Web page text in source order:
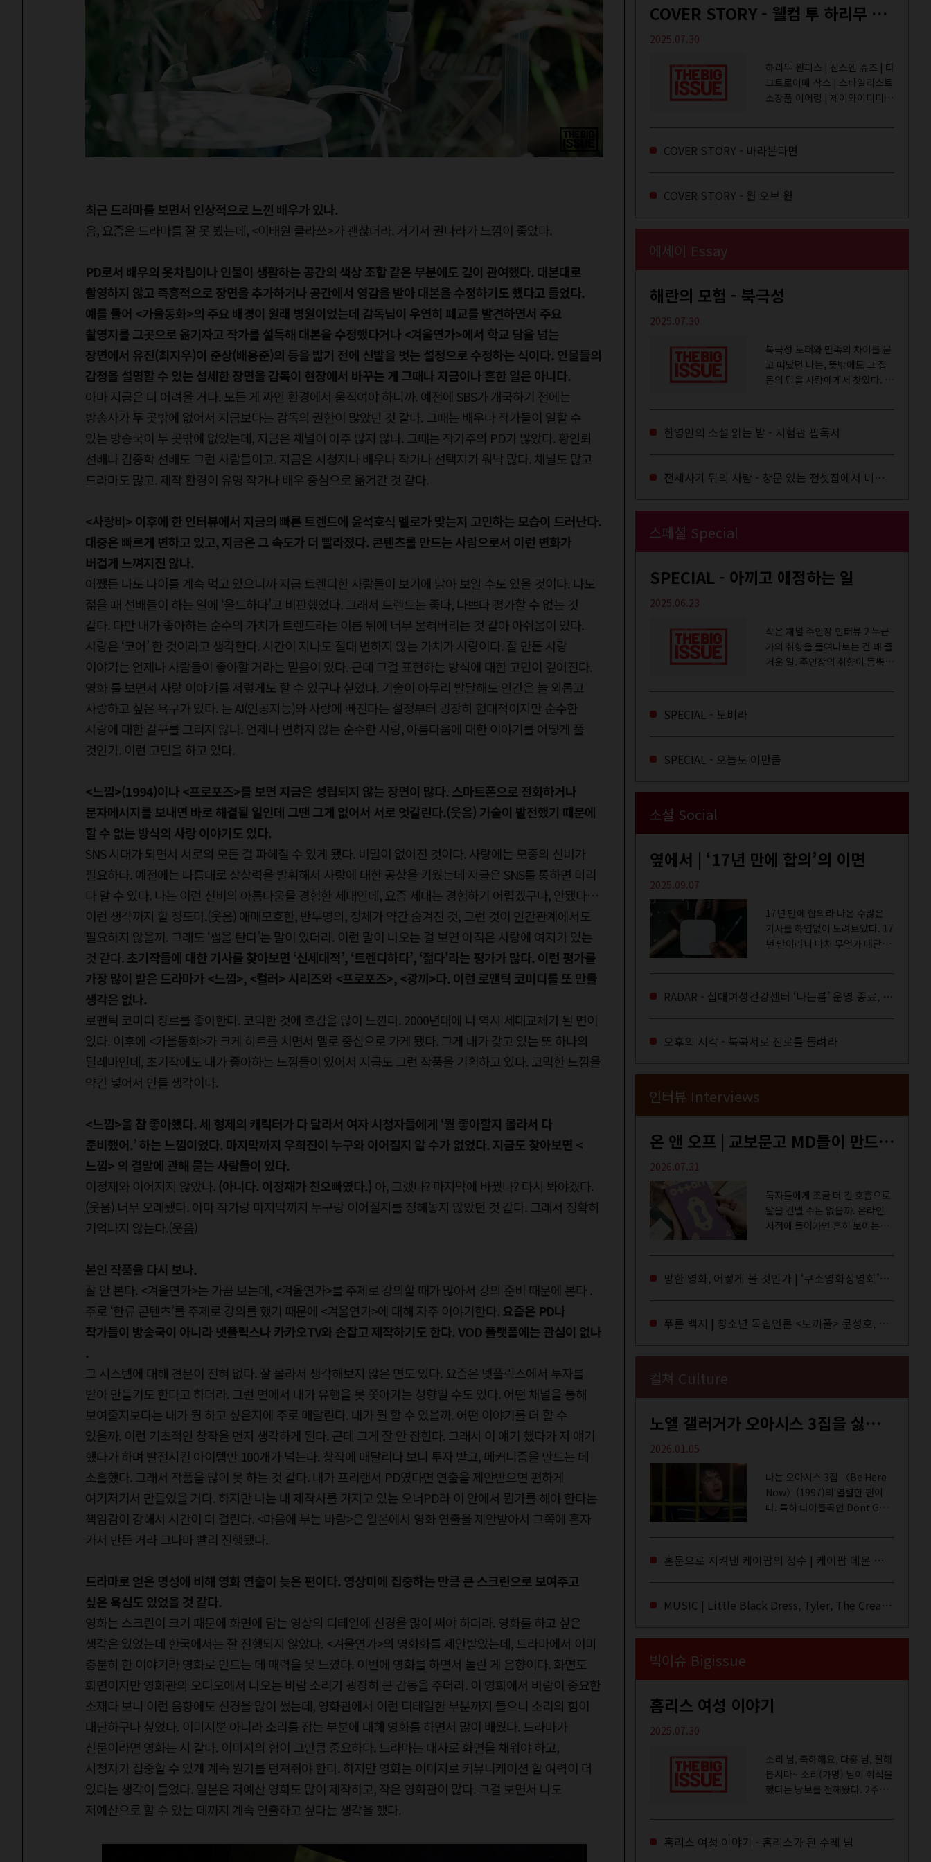
최근 드라마를 보면서 인상적으로 느낀 배우가 있나.
음, 요즘은 드라마를 잘 못 봤는데, <이태원 클라쓰>가 괜찮더라. 거기서 권나라가 느낌이 좋았다.
PD로서 배우의 옷차림이나 인물이 생활하는 공간의 색상 조합 같은 부분에도 깊이 관여했다. 대본대로
촬영하지 않고 즉흥적으로 장면을 추가하거나 공간에서 영감을 받아 대본을 수정하기도 했다고 들었다.
예를 들어 <가을동화>의 주요 배경이 원래 병원이었는데 감독님이 우연히 폐교를 발견하면서 주요
촬영지를 그곳으로 옮기자고 작가를 설득해 대본을 수정했다거나 <겨울연가>에서 학교 담을 넘는
장면에서 유진(최지우)이 준상(배용준)의 등을 밟기 전에 신발을 벗는 설정으로 수정하는 식이다. 인물들의
감정을 설명할 수 있는 섬세한 장면을 감독이 현장에서 바꾸는 게 그때나 지금이나 흔한 일은 아니다.
아마 지금은 더 어려울 거다. 모든 게 짜인 환경에서 움직여야 하니까. 예전에 SBS가 개국하기 전에는
방송사가 두 곳밖에 없어서 지금보다는 감독의 권한이 많았던 것 같다. 그때는 배우나 작가들이 일할 수
있는 방송국이 두 곳밖에 없었는데, 지금은 채널이 아주 많지 않나. 그때는 작가주의 PD가 많았다. 황인뢰
선배나 김종학 선배도 그런 사람들이고. 지금은 시청자나 배우나 작가나 선택지가 워낙 많다. 채널도 많고
드라마도 많고. 제작 환경이 유명 작가나 배우 중심으로 옮겨간 것 같다.
<사랑비> 이후에 한 인터뷰에서 지금의 빠른 트렌드에 윤석호식 멜로가 맞는지 고민하는 모습이 드러난다.
대중은 빠르게 변하고 있고, 지금은 그 속도가 더 빨라졌다. 콘텐츠를 만드는 사람으로서 이런 변화가
버겁게 느껴지진 않나.
어쨌든 나도 나이를 계속 먹고 있으니까 지금 트렌디한 사람들이 보기에 낡아 보일 수도 있을 것이다. 나도
젊을 때 선배들이 하는 일에 ‘올드하다’고 비판했었다. 그래서 트렌드는 좋다, 나쁘다 평가할 수 없는 것
같다. 다만 내가 좋아하는 순수의 가치가 트렌드라는 이름 뒤에 너무 묻혀버리는 것 같아 아쉬움이 있다.
사랑은 ‘코어’ 한 것이라고 생각한다. 시간이 지나도 절대 변하지 않는 가치가 사랑이다. 잘 만든 사랑
이야기는 언제나 사람들이 좋아할 거라는 믿음이 있다. 근데 그걸 표현하는 방식에 대한 고민이 깊어진다.
영화 를 보면서 사랑 이야기를 저렇게도 할 수 있구나 싶었다. 기술이 아무리 발달해도 인간은 늘 외롭고
사랑하고 싶은 욕구가 있다. 는 AI(인공지능)와 사랑에 빠진다는 설정부터 굉장히 현대적이지만 순수한
사랑에 대한 갈구를 그리지 않나. 언제나 변하지 않는 순수한 사랑, 아름다움에 대한 이야기를 어떻게 풀
것인가. 이런 고민을 하고 있다.
<느낌>(1994)이나 <프로포즈>를 보면 지금은 성립되지 않는 장면이 많다. 스마트폰으로 전화하거나
문자메시지를 보내면 바로 해결될 일인데 그땐 그게 없어서 서로 엇갈린다.(웃음) 기술이 발전했기 때문에
할 수 없는 방식의 사랑 이야기도 있다.
SNS 시대가 되면서 서로의 모든 걸 파헤칠 수 있게 됐다. 비밀이 없어진 것이다. 사랑에는 모종의 신비가
필요하다. 예전에는 나름대로 상상력을 발휘해서 사랑에 대한 공상을 키웠는데 지금은 SNS를 통하면 미리
다 알 수 있다. 나는 이런 신비의 아름다움을 경험한 세대인데, 요즘 세대는 경험하기 어렵겠구나, 안됐다…
이런 생각까지 할 정도다.(웃음) 애매모호한, 반투명의, 정체가 약간 숨겨진 것, 그런 것이 인간관계에서도
필요하지 않을까. 그래도 ‘썸을 탄다’는 말이 있더라. 이런 말이 나오는 걸 보면 아직은 사랑에 여지가 있는
것 같다. 초기작들에 대한 기사를 찾아보면 ‘신세대적’, ‘트렌디하다’, ‘젊다'라는 평가가 많다. 이런 평가를
가장 많이 받은 드라마가 <느낌>, <컬러> 시리즈와 <프로포즈>, <광끼>다. 이런 로맨틱 코미디를 또 만들
생각은 없나.
로맨틱 코미디 장르를 좋아한다. 코믹한 것에 호감을 많이 느낀다. 2000년대에 나 역시 세대교체가 된 면이
있다. 이후에 <가을동화>가 크게 히트를 치면서 멜로 중심으로 가게 됐다. 그게 내가 갖고 있는 또 하나의
딜레마인데, 초기작에도 내가 좋아하는 느낌들이 있어서 지금도 그런 작품을 기획하고 있다. 코믹한 느낌을
약간 넣어서 만들 생각이다.
<느낌>을 참 좋아했다. 세 형제의 캐릭터가 다 달라서 여자 시청자들에게 ‘뭘 좋아할지 몰라서 다
준비했어.’ 하는 느낌이었다. 마지막까지 우희진이 누구와 이어질지 알 수가 없었다. 지금도 찾아보면 <
느낌> 의 결말에 관해 묻는 사람들이 있다.
이정재와 이어지지 않았나. (아니다. 이정재가 친오빠였다.) 아, 그랬나? 마지막에 바꿨나? 다시 봐야겠다.
(웃음) 너무 오래됐다. 아마 작가랑 마지막까지 누구랑 이어질지를 정해놓지 않았던 것 같다. 그래서 정확히
기억나지 않는다.(웃음)
본인 작품을 다시 보나.
잘 안 본다. <겨울연가>는 가끔 보는데, <겨울연가>를 주제로 강의할 때가 많아서 강의 준비 때문에 본다 .
주로 ‘한류 콘텐츠’를 주제로 강의를 했기 때문에 <겨울연가>에 대해 자주 이야기한다. 요즘은 PD나
작가들이 방송국이 아니라 넷플릭스나 카카오TV와 손잡고 제작하기도 한다. VOD 플랫폼에는 관심이 없나
.
그 시스템에 대해 견문이 전혀 없다. 잘 몰라서 생각해보지 않은 면도 있다. 요즘은 넷플릭스에서 투자를
받아 만들기도 한다고 하더라. 그런 면에서 내가 유행을 못 쫓아가는 성향일 수도 있다. 어떤 채널을 통해
보여줄지보다는 내가 뭘 하고 싶은지에 주로 매달린다. 내가 뭘 할 수 있을까. 어떤 이야기를 더 할 수
있을까. 이런 기초적인 창작을 먼저 생각하게 된다. 근데 그게 잘 안 잡힌다. 그래서 이 얘기 했다가 저 얘기
했다가 하며 발전시킨 아이템만 100개가 넘는다. 창작에 매달리다 보니 투자 받고, 메커니즘을 만드는 데
소홀했다. 그래서 작품을 많이 못 하는 것 같다. 내가 프리랜서 PD였다면 연출을 제안받으면 편하게
여기저기서 만들었을 거다. 하지만 나는 내 제작사를 가지고 있는 오너PD라 이 안에서 뭔가를 해야 한다는
책임감이 강해서 시간이 더 걸린다. <마음에 부는 바람>은 일본에서 영화 연출을 제안받아서 그쪽에 혼자
가서 만든 거라 그나마 빨리 진행됐다.
드라마로 얻은 명성에 비해 영화 연출이 늦은 편이다. 영상미에 집중하는 만큼 큰 스크린으로 보여주고
싶은 욕심도 있었을 것 같다.
영화는 스크린이 크기 때문에 화면에 담는 영상의 디테일에 신경을 많이 써야 하더라. 영화를 하고 싶은
생각은 있었는데 한국에서는 잘 진행되지 않았다. <겨울연가>의 영화화를 제안받았는데, 드라마에서 이미
충분히 한 이야기라 영화로 만드는 데 매력을 못 느꼈다. 이번에 영화를 하면서 놀란 게 음향이다. 화면도
화면이지만 영화관의 오디오에서 나오는 바람 소리가 굉장히 큰 감동을 주더라. 이 영화에서 바람이 중요한
소재다 보니 이런 음향에도 신경을 많이 썼는데, 영화관에서 이런 디테일한 부분까지 들으니 소리의 힘이
대단하구나 싶었다. 이미지뿐 아니라 소리를 잡는 부분에 대해 영화를 하면서 많이 배웠다. 드라마가
산문이라면 영화는 시 같다. 이미지의 힘이 그만큼 중요하다. 드라마는 대사로 화면을 채워야 하고,
시청자가 집중할 수 있게 계속 뭔가를 던져줘야 한다. 하지만 영화는 이미지로 커뮤니케이션 할 여력이 더
있다는 생각이 들었다. 일본은 저예산 영화도 많이 제작하고, 작은 영화관이 많다. 그걸 보면서 나도
저예산으로 할 수 있는 데까지 계속 연출하고 싶다는 생각을 했다.
COVER STORY - 웰컴 투 하리무 월드
2025.07.30
하리무 원피스 | 신스덴 슈즈 | 타
크트로이메 삭스 | 스타일리스트
소장품 이어링 | 제이와이디디엠
주와...
COVER STORY - 바라본다면
COVER STORY - 원 오브 원
에세이 Essay
해란의 모험 - 북극성
2025.07.30
북극성 도태와 만족의 차이를 묻
고 떠났던 나는, 뜻밖에도 그 질
문의 답을 사람에게서 찾았다. 내
한영인의 소설 읽는 밤 - 시험관 필독서
전세사기 뒤의 사람 - 창문 있는 전셋집에서 비로소 겨울 이불을 샀다
스페셜 Special
SPECIAL - 아끼고 애정하는 일
2025.06.23
작은 채널 주인장 인터뷰 2 누군
가의 취향을 들여다보는 건 꽤 즐
거운 일. 주인장의 취향이 듬뿍
SPECIAL - 도비라
SPECIAL - 오늘도 이만큼
소셜 Social
옆에서 | ‘17년 만에 합의’의 이면
2025.09.07
17년 만에 합의라 나온 수많은
기사를 하염없이 노려보았다. 17
년 만이라니 마치 무언가 대단한
결정하는 심의기구인 최저임금
위원회에 대한 소식을 전하는 기
RADAR - 십대여성건강센터 ‘나는봄’ 운영 종료, 약자로부터 멀어지는 도시
오후의 시각 - 북북서로 진로를 돌려라
인터뷰 Interviews
온 앤 오프 | 교보문고 MD들이 만드는 종이 잡지 <어떤>
2026.07.31
독자들에게 조금 더 긴 호흡으로
말을 건넬 수는 없을까. 온라인
서점에 들어가면 흔히 보이는
고 MD들의 고민 끝에 세상 밖으
로 나온 종이 잡지 어떤(otton).
망한 영화, 어떻게 볼 것인가 | ‘쿠소영화상영회’와 ‘가자미’의 이야기
푸른 백지 | 청소년 독립언론 <토끼풀> 문성호, 서부건
컬쳐 Culture
노엘 갤러거가 오아시스 3집을 싫어하는 이유 | DEFINITELY MAYBE, AGAIN
2026.01.05
나는 오아시스 3집 〈Be Here
Now〉(1997)의 열렬한 팬이
다. 특히 타이틀곡인 Dont Go
라이브·데모·부틀렉을 합쳐 3만
번 이상은 듣지 않았나 싶다. 이
혼문으로 지켜낸 케이팝의 정수 | 케이팝 데몬 헌터스
MUSIC | Little Black Dress, Tyler, The Creator, Essie Jain
빅이슈 Bigissue
홈리스 여성 이야기
2025.07.30
소리 님, 축하해요, 다홍 님, 잘해
봅시다~ 소리(가명) 님이 취직을
했다는 낭보를 전해왔다. 2주일
하고, 저 오늘이 마지막이에요,
이렇게 인사를 하고 가셨던...
홈리스 여성 이야기 - 홈리스가 된 수레 님